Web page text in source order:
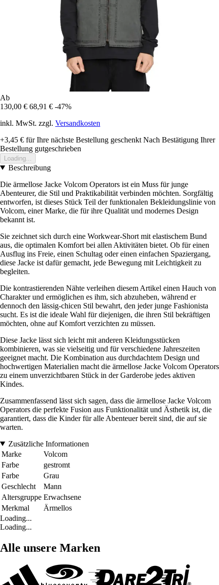
Ab
130,00 € 68,91 € -47%
inkl. MwSt. zzgl. Versandkosten
+3,45 € für Ihre nächste Bestellung geschenkt Nach Bestätigung Ihrer
Bestellung gutgeschrieben
Loading...
Beschreibung
Die ärmellose Jacke Volcom Operators ist ein Muss für junge
Abenteurer, die Stil und Praktikabilität verbinden möchten. Sorgfältig
entworfen, ist dieses Stück Teil der funktionalen Bekleidungslinie von
Volcom, einer Marke, die für ihre Qualität und modernes Design
bekannt ist.
Sie zeichnet sich durch eine Workwear-Short mit elastischem Bund
aus, die optimalen Komfort bei allen Aktivitäten bietet. Ob für einen
Ausflug ins Freie, einen Schultag oder einen einfachen Spaziergang,
diese Jacke ist dafür gemacht, jede Bewegung mit Leichtigkeit zu
begleiten.
Die kontrastierenden Nähte verleihen diesem Artikel einen Hauch von
Charakter und ermöglichen es ihm, sich abzuheben, während er
dennoch den lässig-chicen Stil bewahrt, den jeder junge Fashionista
sucht. Es ist die ideale Wahl für diejenigen, die ihren Stil bekräftigen
möchten, ohne auf Komfort verzichten zu müssen.
Diese Jacke lässt sich leicht mit anderen Kleidungsstücken
kombinieren, was sie vielseitig und für verschiedene Jahreszeiten
geeignet macht. Die Kombination aus durchdachtem Design und
hochwertigen Materialien macht die ärmellose Jacke Volcom Operators
zu einem unverzichtbaren Stück in der Garderobe jedes aktiven
Kindes.
Zusammenfassend lässt sich sagen, dass die ärmellose Jacke Volcom
Operators die perfekte Fusion aus Funktionalität und Ästhetik ist, die
garantiert, dass die Kinder für alle Abenteuer bereit sind, die auf sie
warten.
Zusätzliche Informationen
Marke
Volcom
Farbe
gestromt
Farbe
Grau
Geschlecht
Mann
Altersgruppe Erwachsene
Merkmal
Ärmellos
Loading...
Loading...
Alle unsere Marken